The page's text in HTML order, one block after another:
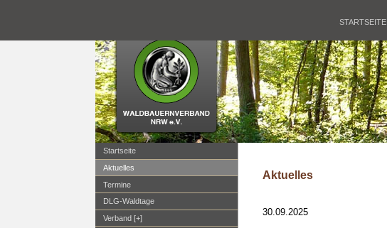
STARTSEITE
Startseite
Aktuelles
Termine
DLG-Waldtage
Verband [+]
Aktuelles
30.09.2025